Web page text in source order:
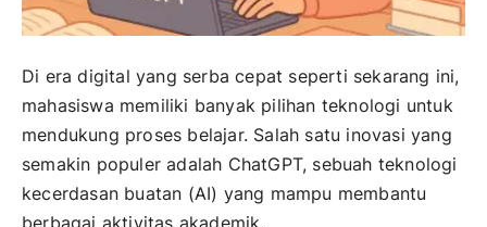
Di era digital yang serba cepat seperti sekarang ini,
mahasiswa memiliki banyak pilihan teknologi untuk
mendukung proses belajar. Salah satu inovasi yang
semakin populer adalah ChatGPT, sebuah teknologi
kecerdasan buatan (AI) yang mampu membantu
berbagai aktivitas akademik.